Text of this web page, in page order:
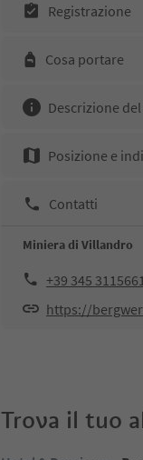
Registrazione
Cosa portare
Descrizione
Posizione e
Contatti
Miniera di Villandro
+39 345
https://
Trova il tuo